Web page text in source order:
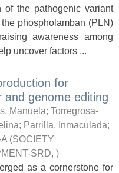
of the pathogenic variant
phospholamban (PLN)
awareness among
uncover factors ...
for
genome editing
Manuela; Torregrosa-
; Parrilla, Inmaculada;
(SOCIETY
SRD, )
as a cornerstone for